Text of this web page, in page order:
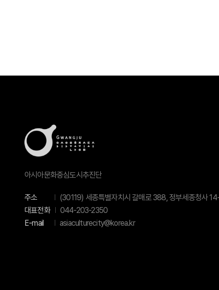
아시아문화중심도시추진단
주소
(30119) 세종특별자치시 갈매로 388, 정부세종청사
대표전화
044-203-2350
E-mail
asiaculturecity@korea.kr